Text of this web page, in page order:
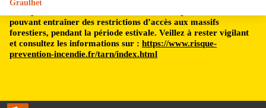
pouvant entraîner des restrictions d’accès aux massifs
forestiers, pendant la période estivale. Veillez à rester vigilant
et consultez les informations sur : https://www.risque-
prevention-incendie.fr/tarn/index.html
Graulhet